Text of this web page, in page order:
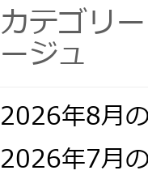
カテゴリ
ージュ
2026年8月
2026年7月